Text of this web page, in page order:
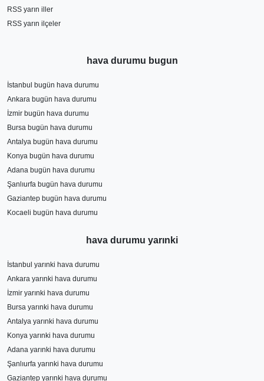
RSS yarın iller
RSS yarın ilçeler
hava durumu bugun
İstanbul bugün hava durumu
Ankara bugün hava durumu
İzmir bugün hava durumu
Bursa bugün hava durumu
Antalya bugün hava durumu
Konya bugün hava durumu
Adana bugün hava durumu
Şanlıurfa bugün hava durumu
Gaziantep bugün hava durumu
Kocaeli bugün hava durumu
hava durumu yarınki
İstanbul yarınki hava durumu
Ankara yarınki hava durumu
İzmir yarınki hava durumu
Bursa yarınki hava durumu
Antalya yarınki hava durumu
Konya yarınki hava durumu
Adana yarınki hava durumu
Şanlıurfa yarınki hava durumu
Gaziantep yarınki hava durumu